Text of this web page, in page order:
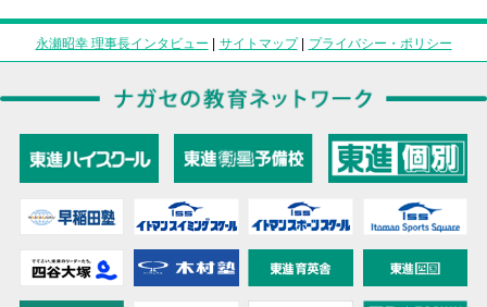
永瀬昭幸 理事長インタビュー | サイトマップ| プライバシー・ポリシー